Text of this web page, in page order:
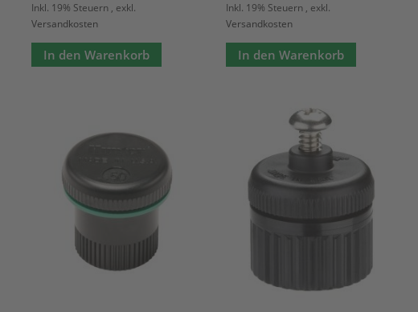
Inkl. 19% Steuern , exkl.
Versandkosten
In den Warenkorb
Inkl. 19% Steuern , exkl.
Versandkosten
In den Warenkorb